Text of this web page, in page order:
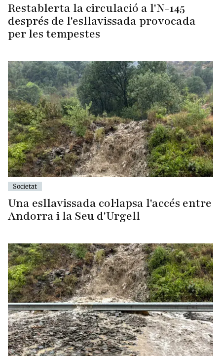
Restablerta la circulació a l'N-145
després de l'esllavissada provocada
per les tempestes
Societat
Una esllavissada col·lapsa l'accés entre
Andorra i la Seu d'Urgell